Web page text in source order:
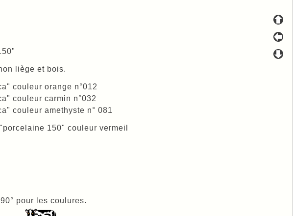
liège et bois.
couleur orange n°012
couleur carmin n°032
couleur amethyste n° 081
150" couleur vermeil
pour les coulures.